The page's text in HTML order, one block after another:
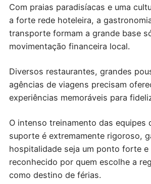
Com praias paradisíacas e uma
a forte rede hoteleira, a
transporte formam a grande base
movimentação financeira local.
Diversos restaurantes, grandes
agências de viagens precisam
experiências memoráveis para
O intenso treinamento das equipes
suporte é extremamente rigoroso,
hospitalidade seja um ponto forte e
reconhecido por quem escolhe a
como destino de férias.